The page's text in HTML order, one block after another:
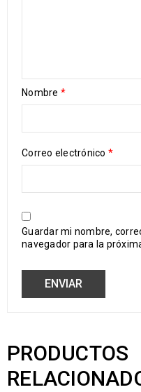
Nombre *
Correo electrónico *
Guardar mi nombre,
navegador para la
PRODUCTOS